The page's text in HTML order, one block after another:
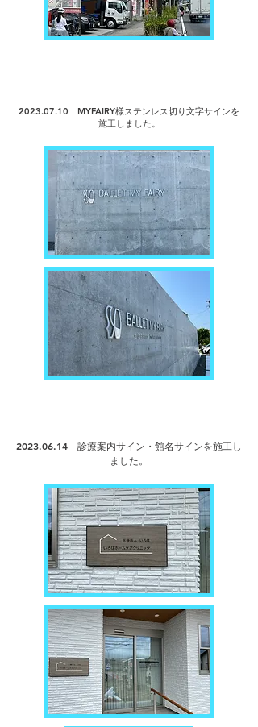
2023.07.10 MYFAIRY様ステンレス切り文字サインを
施工しました。
2023.06.14 診療案内サイン・館名サインを施工し
ました。